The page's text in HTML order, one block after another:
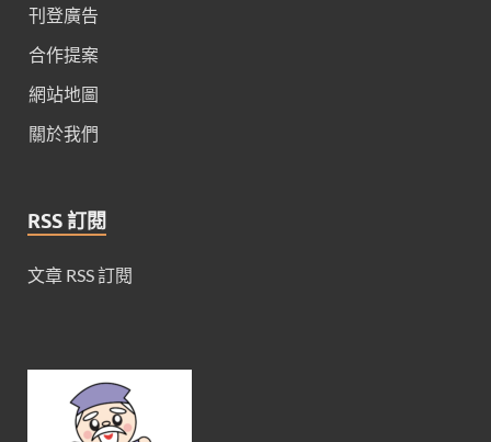
刊登廣告
合作提案
網站地圖
關於我們
RSS 訂閱
文章 RSS 訂閱